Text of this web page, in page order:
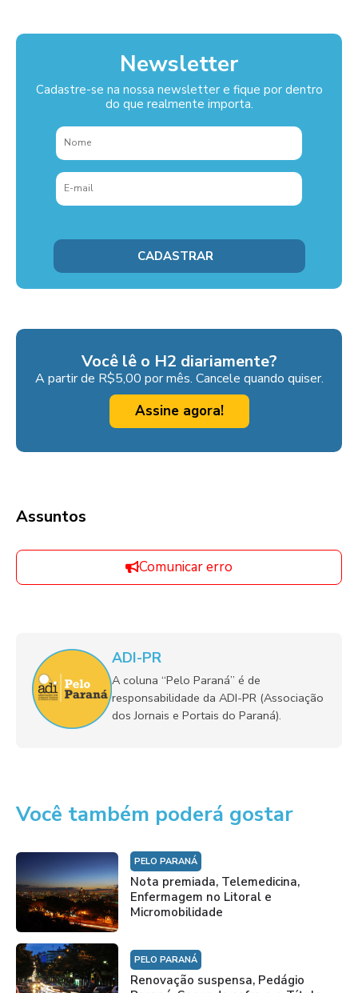
Newsletter
Cadastre-se na nossa newsletter e fique por dentro
do que realmente importa.
Você lê o H2 diariamente?
A partir de R$5,00 por mês. Cancele quando quiser.
Assine agora!
Assuntos
Comunicar erro
ADI-PR
A coluna “Pelo Paraná” é de
responsabilidade da ADI-PR (Associação
dos Jornais e Portais do Paraná).
Você também poderá gostar
PELO PARANÁ
Nota premiada, Telemedicina,
Enfermagem no Litoral e
Micromobilidade
PELO PARANÁ
Renovação suspensa, Pedágio